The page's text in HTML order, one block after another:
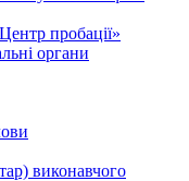
пробації»
органи
виконавчого